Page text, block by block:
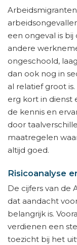
een ongeval is
andere
ongeschoold,
dan ook nog in
al relatief groot
erg kort in dienst
de kennis en
door
maatregelen
altijd goed.
Risicoanalyse
De cijfers van de
dat aandacht
belangrijk is.
verdienen een
toezicht bij het